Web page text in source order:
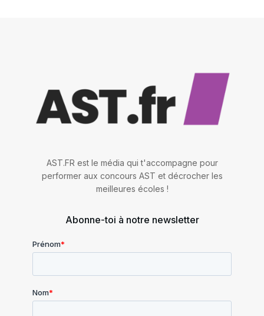
AST.FR est le média qui t'accompagne pour
performer aux concours AST et décrocher les
meilleures écoles !
Abonne-toi à notre newsletter